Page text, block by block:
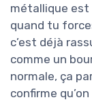
métallique est
quand tu
c’est déjà
comme un
normale, ça
confirme